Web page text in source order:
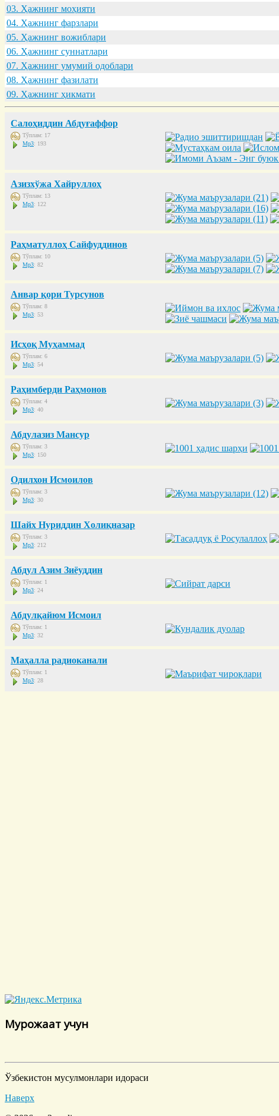
03. Ҳaжнинг моҳияти
04. Ҳaжнинг фaрзлaри
05. Ҳaжнинг вожиблaри
06. Ҳaжнинг суннaтлaри
07. Ҳaжнинг умумий одоблaри
08. Ҳaжнинг фaзилaти
09. Ҳaжнинг ҳикмaти
Салоҳиддин Абдуғаффор
Тўплам: 17
Mp3: 193
Азизхўжа Хайруллоҳ
Тўплам: 13
Mp3: 122
Раҳматуллоҳ Сайфуддинов
Тўплам: 10
Mp3: 82
Анвар қори Турсунов
Тўплам: 8
Mp3: 53
Исҳоқ Муҳаммад
Тўплам: 6
Mp3: 54
Раҳимберди Раҳмонов
Тўплам: 4
Mp3: 40
Абдулазиз Мансур
Тўплам: 3
Mp3: 150
Одилхон Исмоилов
Тўплам: 3
Mp3: 30
Шайх Нуриддин Холиқназар
Тўплам: 3
Mp3: 212
Абдул Азим Зиёуддин
Тўплам: 1
Mp3: 24
Абдулқайюм Исмоил
Тўплам: 1
Mp3: 32
Маҳалла радиоканали
Тўплам: 1
Mp3: 28
Мурожаат учун
Ўзбекистон мусулмонлари идораси
Наверх